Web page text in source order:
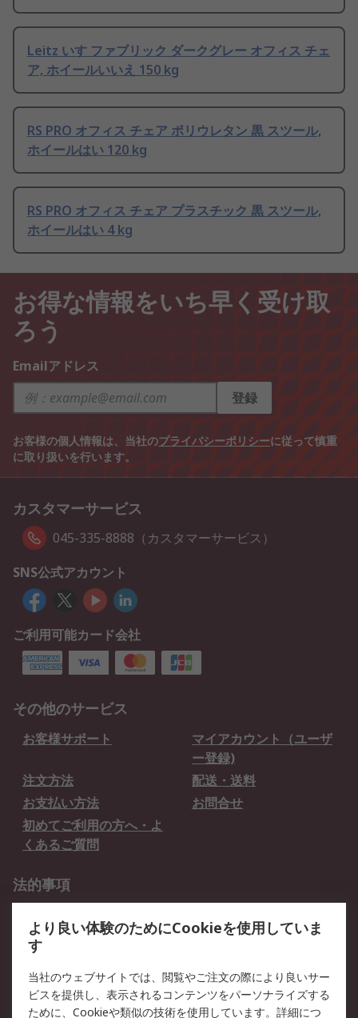
Leitz いす ファブリック ダークグレー オフィス チェ
ア, ホイールいいえ 150 kg
RS PRO オフィス チェア ポリウレタン 黒 スツール,
ホイールはい 120 kg
RS PRO オフィス チェア プラスチック 黒 スツール,
ホイールはい 4 kg
お得な情報をいち早く受け取
ろう
Emailアドレス
登録
お客様の個人情報は、当社のプライバシーポリシーに従って慎重
に取り扱いを行います。
カスタマーサービス
045-335-8888（カスタマーサービス）
SNS公式アカウント
ご利用可能カード会社
その他のサービス
お客様サポート
マイアカウント（ユーザ
ー登録)
注文方法
配送・送料
お支払い方法
お問合せ
初めてご利用の方へ・よ
くあるご質問
法的事項
クッキーポリシー
RSについて
会社概要 採用情報
より良い体験のためにCookieを使用していま
す
当社のウェブサイトでは、閲覧やご注文の際により良いサー
ビスを提供し、表示されるコンテンツをパーソナライズする
ために、Cookieや類似の技術を使用しています。詳細につ